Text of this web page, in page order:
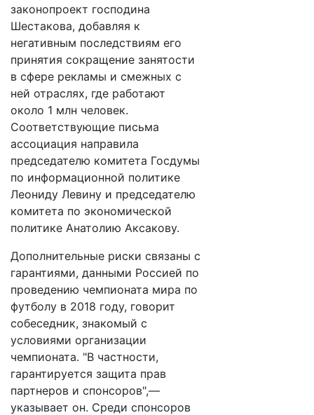
законопроект господина
Шестакова, добавляя к
негативным последствиям его
принятия сокращение занятости
в сфере рекламы и смежных с
ней отраслях, где работают
около 1 млн человек.
Соответствующие письма
ассоциация направила
председателю комитета Госдумы
по информационной политике
Леониду Левину и председателю
комитета по экономической
политике Анатолию Аксакову.
Дополнительные риски связаны с
гарантиями, данными Россией по
проведению чемпионата мира по
футболу в 2018 году, говорит
собеседник, знакомый с
условиями организации
чемпионата. "В частности,
гарантируется защита прав
партнеров и спонсоров",—
указывает он. Среди спонсоров